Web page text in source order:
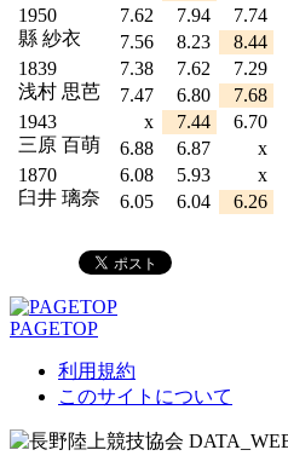
1950
縣 紗衣
7.62 7.94
7.74
7.56
8.23
8.44
1839
浅村 思芭
7.38 7.62
7.29
7.47
6.80
7.68
1943
三原 百萌
x 7.44
6.70
6.88
6.87
x
1870
臼井 璃奈
6.08 5.93
x
6.05
6.04 6.26
PAGETOP
利用規約
このサイトについて